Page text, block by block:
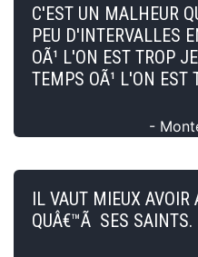
C'EST UN MALHEUR
PEU D'INTERVALLES
OÃ¹ L'ON EST TROP
TEMPS OÃ¹ L'ON EST
-
IL VAUT MIEUX AVOIR
QUÂ€™Ã SES SAINTS.